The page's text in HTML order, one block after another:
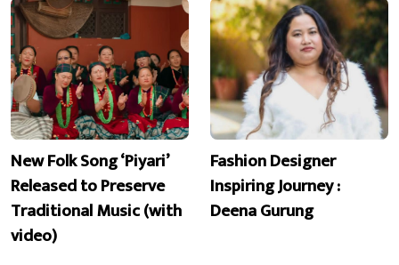
New Folk Song ‘Piyari’
Released to Preserve
Traditional Music (with
video)
Fashion Designer
Inspiring Journey :
Deena Gurung